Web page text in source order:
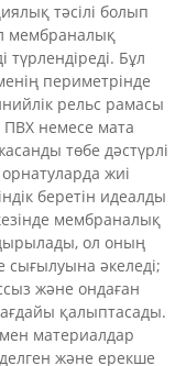
тәсілі болып
мембраналық
түрлендіреді. Бұл
периметрінде
рельс рамасы
немесе мата
төбе дәстүрлі
жиі
беретін идеалды
мембраналық
ол оның
сығылуына әкеледі;
және ондаған
қалыптасады.
материалдар
және ерекше